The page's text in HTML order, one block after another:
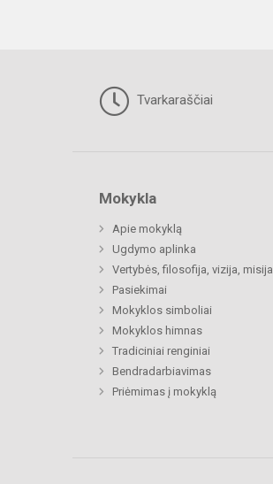
Tvarkaraščiai
Mokykla
Apie mokyklą
Ugdymo aplinka
Vertybės, filosofija, vizija, misija
Pasiekimai
Mokyklos simboliai
Mokyklos himnas
Tradiciniai renginiai
Bendradarbiavimas
Priėmimas į mokyklą